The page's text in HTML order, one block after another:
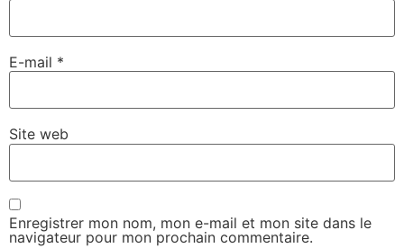
E-mail *
Site web
Enregistrer mon nom, mon e-mail et mon site dans le
navigateur pour mon prochain commentaire.